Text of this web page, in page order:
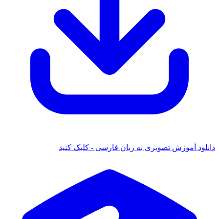
آموزش تصویری به زبان فارسی - کلیک کنید